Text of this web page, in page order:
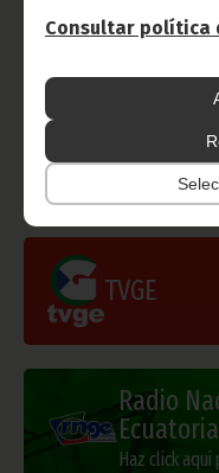
Consultar política
Gobierno
TVGE
Radio
Haz click aquí